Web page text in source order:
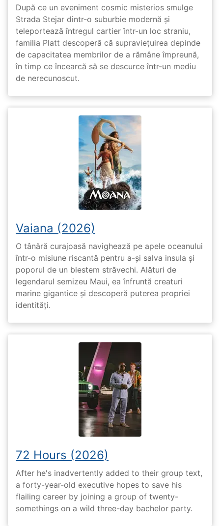
După ce un eveniment cosmic misterios smulge
Strada Stejar dintr-o suburbie modernă și
teleportează întregul cartier într-un loc straniu,
familia Platt descoperă că supraviețuirea depinde
de capacitatea membrilor de a rămâne împreună,
în timp ce încearcă să se descurce într-un mediu
de nerecunoscut.
Vaiana (2026)
O tânără curajoasă navighează pe apele oceanului
într-o misiune riscantă pentru a-și salva insula și
poporul de un blestem străvechi. Alături de
legendarul semizeu Maui, ea înfruntă creaturi
marine gigantice și descoperă puterea propriei
identități.
72 Hours (2026)
After he's inadvertently added to their group text,
a forty-year-old executive hopes to save his
flailing career by joining a group of twenty-
somethings on a wild three-day bachelor party.